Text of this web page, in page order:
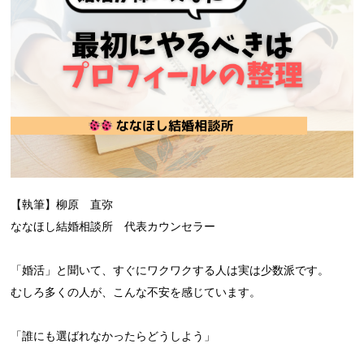
【執筆】柳原 直弥
ななほし結婚相談所 代表カウンセラー
「婚活」と聞いて、すぐにワクワクする人は実は少数派です。
むしろ多くの人が、こんな不安を感じています。
「誰にも選ばれなかったらどうしよう」